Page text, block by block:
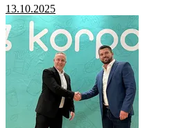
13.10.2025